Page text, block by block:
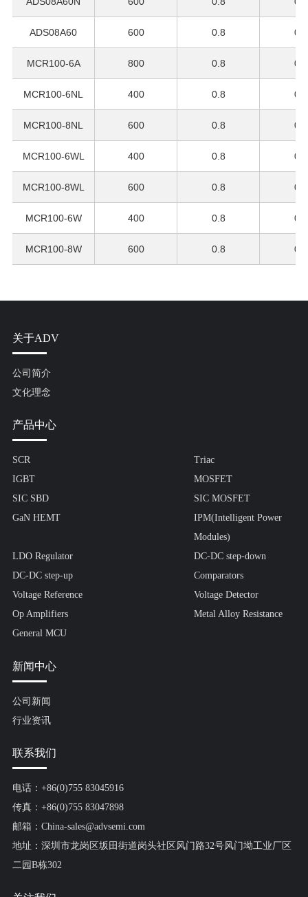
ADS08A60 600 0.8 0.5
MCR100-6A 800 0.8 0.5
MCR100-6NL 400 0.8 0.5
MCR100-8NL 600 0.8 0.5
MCR100-6WL 400 0.8 0.5
MCR100-8WL 600 0.8 0.5
MCR100-6W 400 0.8 0.5
MCR100-8W 600 0.8 0.5
关于ADV
公司简介
文化理念
产品中心
SCR
Triac
IGBT
MOSFET
SIC SBD
SIC MOSFET
GaN HEMT
IPM(Intelligent Power
Modules)
LDO Regulator
DC-DC step-down
DC-DC step-up
Comparators
Voltage Reference
Voltage Detector
Op Amplifiers
Metal Alloy Resistance
General MCU
新闻中心
公司新闻
行业资讯
联系我们
电话：+86(0)755 83045916
传真：+86(0)755 83047898
邮箱：China-sales@advsemi.com
地址：深圳市龙岗区坂田街道岗头社区风门路32号风门坳工业厂区
二园B栋302